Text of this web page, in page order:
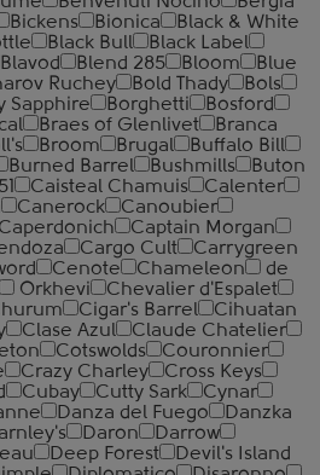
Bickens Bionica
Black & White
Black Bull
Black Label
Blavod Blend 285 Bloom
Blue
Ruchey Bold Thady
Bols
Sapphire Borghetti
Bosford
Braes of Glenlivet
Branca
Broom Brugal
Buffalo Bill
Burned Barrel Bushmills
Buton
Caisteal Chamuis
Calenter
Canerock
Canoubier
Caperdonich
Captain Morgan
Cargo Cult
Carrygreen
Cenote Chameleon
de
Orkhevi
Chevalier d'Espalet
Cigar's Barrel
Cihuatan
Clase Azul
Claude Chatelier
Cotswolds
Couronnier
Crazy Charley
Cross Keys
Cubay Cutty Sark
Cynar
Danza del Fuego
Danzka
Daron
Darrow
Deep Forest
Devil's Island